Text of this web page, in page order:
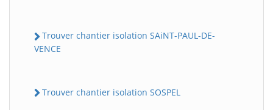
Trouver chantier isolation SAiNT-PAUL-DE-
VENCE
Trouver chantier isolation SOSPEL